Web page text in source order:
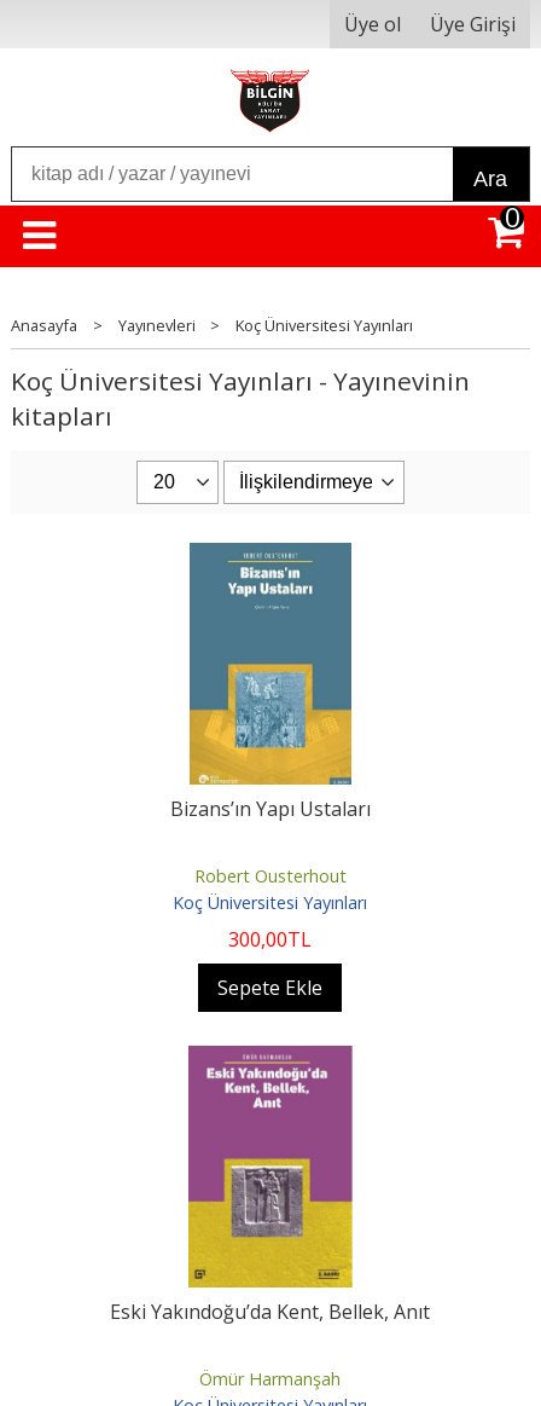
Üye ol Üye Girişi
Ara
0
Anasayfa > Yayınevleri > Koç Üniversitesi Yayınları
Koç Üniversitesi Yayınları - Yayınevinin
kitapları
Bizans’ın Yapı Ustaları
Robert Ousterhout
Koç Üniversitesi Yayınları
300,00TL
Sepete Ekle
Eski Yakındoğu’da Kent, Bellek, Anıt
Ömür Harmanşah